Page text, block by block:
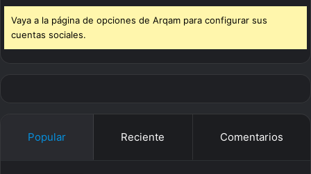
Vaya a la página de opciones de Arqam para configurar sus
cuentas sociales.
Popular Reciente Comentarios